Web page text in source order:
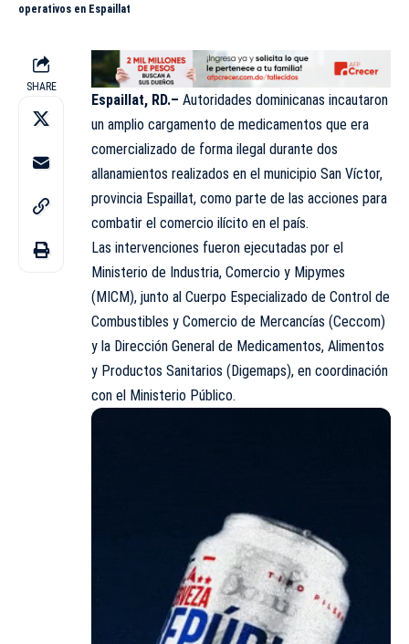
operativos en Espaillat
SHARE
Espaillat, RD.– Autoridades dominicanas incautaron
un amplio cargamento de medicamentos que era
comercializado de forma ilegal durante dos
allanamientos realizados en el municipio San Víctor,
provincia Espaillat, como parte de las acciones para
combatir el comercio ilícito en el país.
Las intervenciones fueron ejecutadas por el
Ministerio de Industria, Comercio y Mipymes
(MICM), junto al Cuerpo Especializado de Control de
Combustibles y Comercio de Mercancías (Ceccom)
y la Dirección General de Medicamentos, Alimentos
y Productos Sanitarios (Digemaps), en coordinación
con el Ministerio Público.